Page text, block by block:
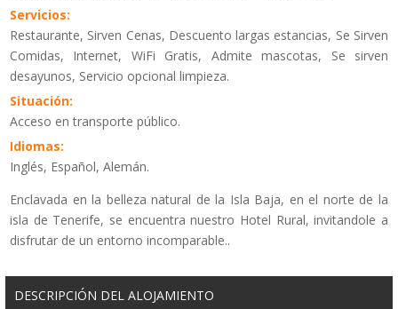
Servicios:
Restaurante, Sirven Cenas, Descuento largas estancias, Se Sirven
Comidas, Internet, WiFi Gratis, Admite mascotas, Se sirven
desayunos, Servicio opcional limpieza.
Situación:
Acceso en transporte público.
Idiomas:
Inglés, Español, Alemán.
Enclavada en la belleza natural de la Isla Baja, en el norte de la
isla de Tenerife, se encuentra nuestro Hotel Rural, invitandole a
disfrutar de un entorno incomparable..
DESCRIPCIÓN DEL ALOJAMIENTO